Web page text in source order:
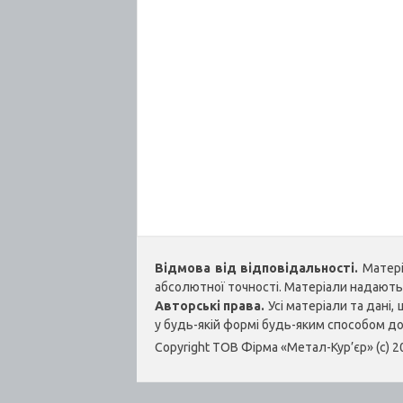
Відмова від відповідальності.
абсолютної точності. Матеріали
Авторські права. Усі матеріали та
у будь-якій формі будь-яким способом
Copyright ТОВ Фірма «Метал-Кур’єр» (c)